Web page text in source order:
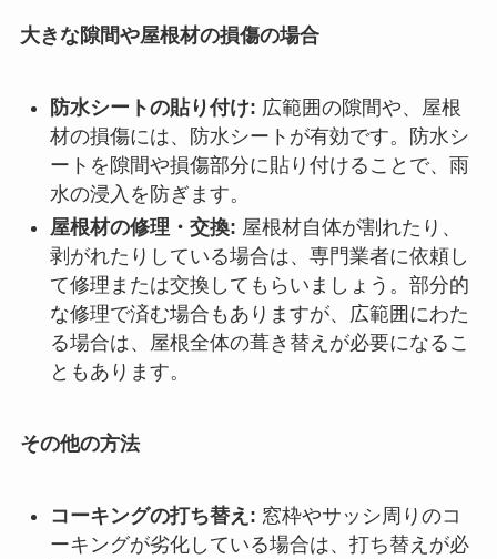
大きな隙間や屋根材の損傷の場合
防水シートの貼り付け: 広範囲の隙間や、屋根
材の損傷には、防水シートが有効です。防水シ
ートを隙間や損傷部分に貼り付けることで、雨
水の浸入を防ぎます。
屋根材の修理・交換: 屋根材自体が割れたり、
剥がれたりしている場合は、専門業者に依頼し
て修理または交換してもらいましょう。部分的
な修理で済む場合もありますが、広範囲にわた
る場合は、屋根全体の葺き替えが必要になるこ
ともあります。
その他の方法
コーキングの打ち替え: 窓枠やサッシ周りのコ
ーキングが劣化している場合は、打ち替えが必